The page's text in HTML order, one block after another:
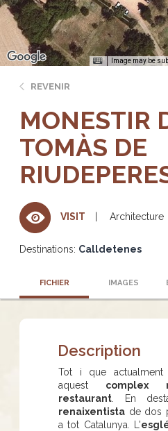
Image may be
REVENIR
MONESTIR
TOMÀS DE
VISIT Architecture
Destinations: Calldetenes
FICHIER IMAGES
Description
Tot i que actualment
aquest complex
restaurant . En
renaixentista de dos
a tot Catalunya. L'